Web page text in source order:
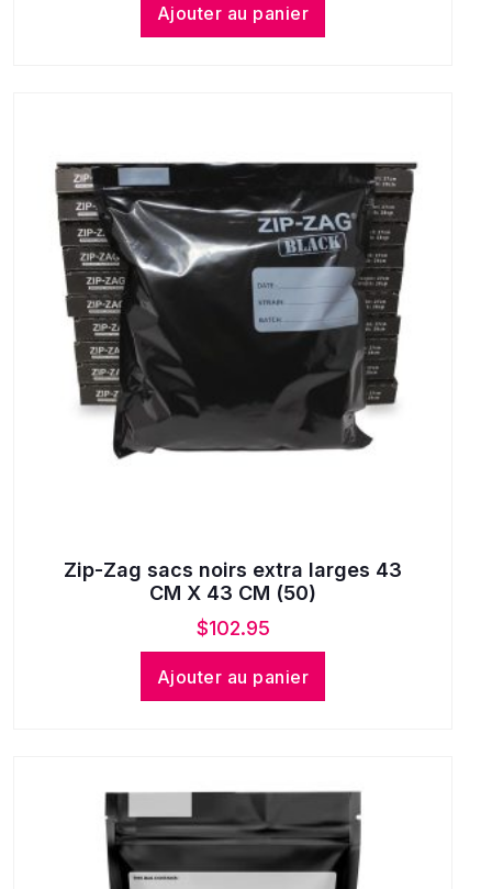
Ajouter au panier
Zip-Zag sacs noirs extra larges 43
CM X 43 CM (50)
$102.95
Ajouter au panier